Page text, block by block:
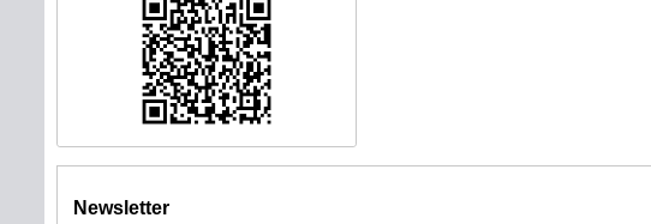
Newsletter